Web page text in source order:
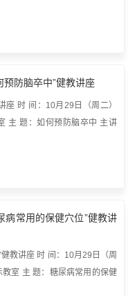
预防脑卒中”健教讲座
座 时 间：10月29日（周二）
主 题：如何预防脑卒中 主讲
病常用的保健穴位”健教讲
教讲座 时 间：10月29日（周
室 主 题：糖尿病常用的保健